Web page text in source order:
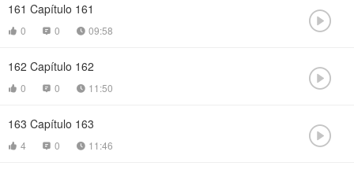
161 Capítulo 161
 0  0  09:58 
162 Capítulo 162
 0  0  11:50 
163 Capítulo 163
 4  0  11:46 